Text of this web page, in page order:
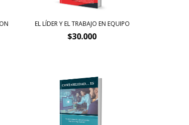
EL LÍDER Y EL TRABAJO EN EQUIPO
$30.000